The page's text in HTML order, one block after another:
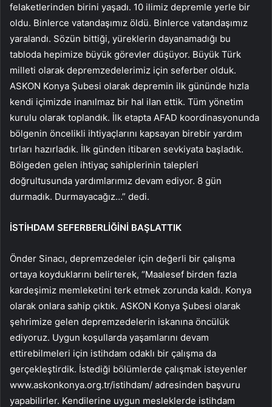
felaketlerinden birini yaşadı. 10 ilimiz depremle yerle bir
oldu. Binlerce vatandaşımız öldü. Binlerce vatandaşımız
yaralandı. Sözün bittiği, yüreklerin dayanamadığı bu
tabloda hepimize büyük görevler düşüyor. Büyük Türk
milleti olarak depremzedelerimiz için seferber olduk.
ASKON Konya Şubesi olarak depremin ilk gününde hızla
kendi içimizde inanılmaz bir hal ilan ettik. Tüm yönetim
kurulu olarak toplandık. İlk etapta AFAD koordinasyonunda
bölgenin öncelikli ihtiyaçlarını kapsayan birebir yardım
tırları hazırladık. İlk günden itibaren sevkiyata başladık.
Bölgeden gelen ihtiyaç sahiplerinin talepleri
doğrultusunda yardımlarımız devam ediyor. 8 gün
durmadık. Durmayacağız…” dedi.
İSTİHDAM SEFERBERLİĞİNİ BAŞLATTIK
Önder Sinacı, depremzedeler için değerli bir çalışma
ortaya koyduklarını belirterek, “Maalesef birden fazla
kardeşimiz memleketini terk etmek zorunda kaldı. Konya
olarak onlara sahip çıktık. ASKON Konya Şubesi olarak
şehrimize gelen depremzedelerin iskanına öncülük
ediyoruz. Uygun koşullarda yaşamlarını devam
ettirebilmeleri için istihdam odaklı bir çalışma da
gerçekleştirdik. İstediği bölümlerde çalışmak isteyenler
www.askonkonya.org.tr/istihdam/ adresinden başvuru
yapabilirler. Kendilerine uygun mesleklerde istihdam